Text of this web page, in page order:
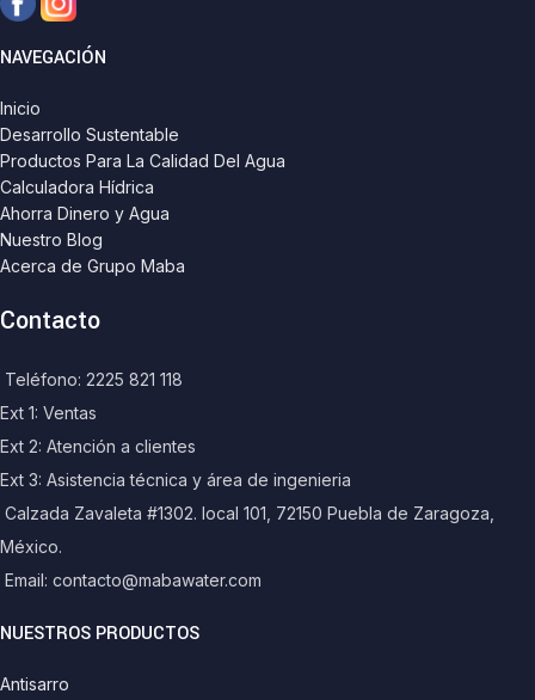
listo para seguir funcionando.
NAVEGACIÓN
Inicio
Desarrollo Sustentable
Productos Para La Calidad Del Agua
Calculadora Hídrica
Ahorra Dinero y Agua
Nuestro Blog
Acerca de Grupo Maba
Contacto
Teléfono: 2225 821 118
Ext 1: Ventas
Ext 2: Atención a clientes
Ext 3: Asistencia técnica y área de ingenieria
Calzada Zavaleta #1302. local 101, 72150 Puebla de Zaragoza,
México.
Email: contacto@mabawater.com
NUESTROS PRODUCTOS
Antisarro